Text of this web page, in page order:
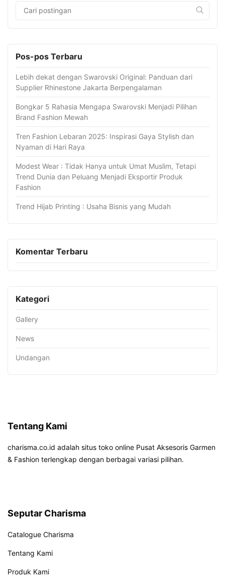
Pos-pos Terbaru
Lebih dekat dengan Swarovski Original: Panduan dari
Supplier Rhinestone Jakarta Berpengalaman
Bongkar 5 Rahasia Mengapa Swarovski Menjadi Pilihan
Brand Fashion Mewah
Tren Fashion Lebaran 2025: Inspirasi Gaya Stylish dan
Nyaman di Hari Raya
Modest Wear : Tidak Hanya untuk Umat Muslim, Tetapi
Trend Dunia dan Peluang Menjadi Eksportir Produk
Fashion
Trend Hijab Printing : Usaha Bisnis yang Mudah
Komentar Terbaru
Kategori
Gallery
News
Undangan
Tentang Kami
charisma.co.id adalah situs toko online Pusat Aksesoris Garmen
& Fashion terlengkap dengan berbagai variasi pilihan.
Seputar Charisma
Catalogue Charisma
Tentang Kami
Produk Kami